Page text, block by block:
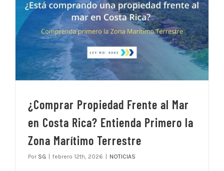
¿Comprar Propiedad Frente al Mar
en Costa Rica? Entienda Primero la
Zona Marítimo Terrestre
Por SG febrero 12th, 2026 NOTICIAS